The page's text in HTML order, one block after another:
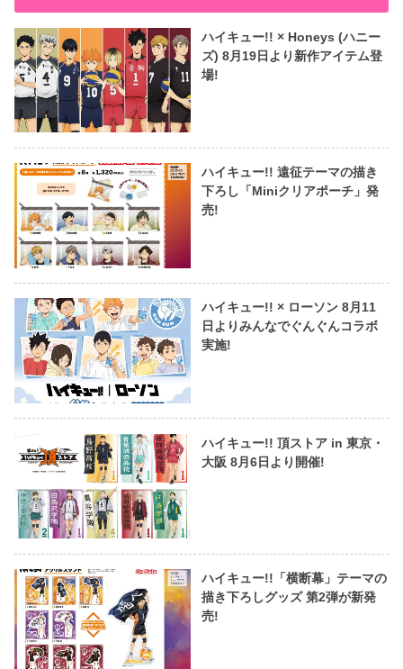
ハイキュー!! × Honeys (ハニー
ズ) 8月19日より新作アイテム登
場!
ハイキュー!! 遠征テーマの描き
下ろし「Miniクリアポーチ」発
売!
ハイキュー!! × ローソン 8月11
日よりみんなでぐんぐんコラボ
実施!
ハイキュー!! 頂ストア in 東京・
大阪 8月6日より開催!
ハイキュー!!「横断幕」テーマの
描き下ろしグッズ 第2弾が新発
売!